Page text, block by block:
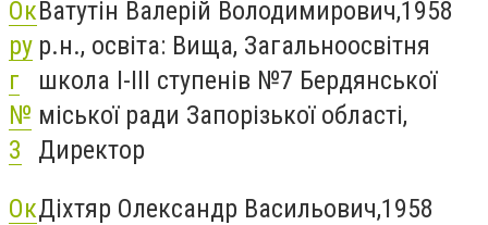
Ок
ру
г
№
3
Ватутін Валерій Володимирович,1958
р.н., освіта: Вища, Загальноосвітня
школа I-III ступенів №7 Бердянської
міської ради Запорізької області,
Директор
ОкДіхтяр Олександр Васильович,1958